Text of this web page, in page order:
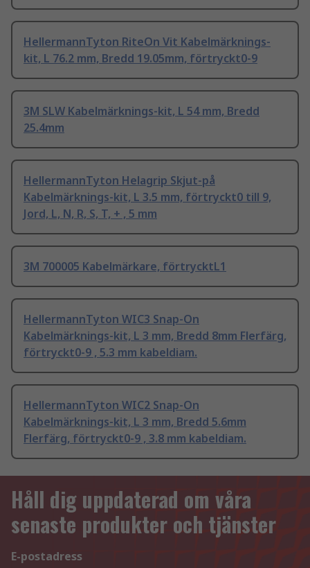
HellermannTyton RiteOn Vit Kabelmärknings-
kit, L 76.2 mm, Bredd 19.05mm, förtryckt0-9
3M SLW Kabelmärknings-kit, L 54 mm, Bredd
25.4mm
HellermannTyton Helagrip Skjut-på
Kabelmärknings-kit, L 3.5 mm, förtryckt0 till 9,
Jord, L, N, R, S, T, + , 5 mm
3M 700005 Kabelmärkare, förtrycktL1
HellermannTyton WIC3 Snap-On
Kabelmärknings-kit, L 3 mm, Bredd 8mm Flerfärg,
förtryckt0-9 , 5.3 mm kabeldiam.
HellermannTyton WIC2 Snap-On
Kabelmärknings-kit, L 3 mm, Bredd 5.6mm
Flerfärg, förtryckt0-9 , 3.8 mm kabeldiam.
Håll dig uppdaterad om våra
senaste produkter och tjänster
E-postadress